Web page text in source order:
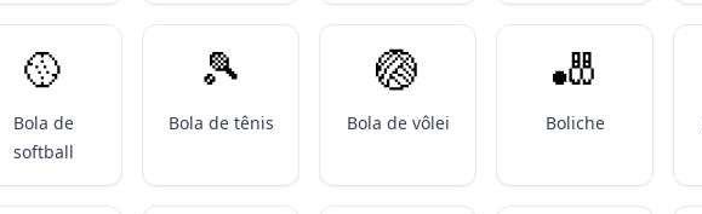
🥎
Bola de
softball
🎾
Bola de tênis
🏐
Bola de vôlei
🎳
Boliche